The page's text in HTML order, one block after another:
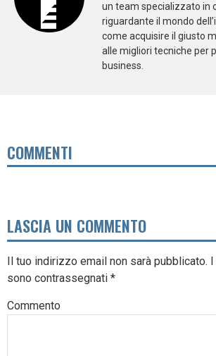
un team specializzato in
riguardante il mondo
come acquisire il giusto
alle migliori tecniche per
business.
COMMENTI
LASCIA UN COMMENTO
Il tuo indirizzo email non sarà pubblicato.
sono contrassegnati *
Commento